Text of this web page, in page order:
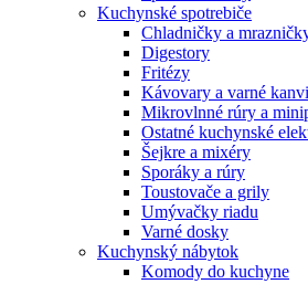
Kuchynské spotrebiče
Chladničky a
Digestory
Fritézy
Kávovary a varné
Mikrovlnné rúry a
Ostatné kuchynské
Šejkre a mixéry
Sporáky a rúry
Toustovače a grily
Umývačky riadu
Varné dosky
Kuchynský nábytok
Komody do kuchyne